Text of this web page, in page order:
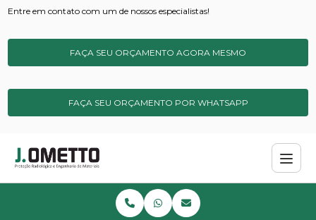
Entre em contato com um de nossos especialistas!
FAÇA SEU ORÇAMENTO AGORA MESMO
FAÇA SEU ORÇAMENTO POR WHATSAPP